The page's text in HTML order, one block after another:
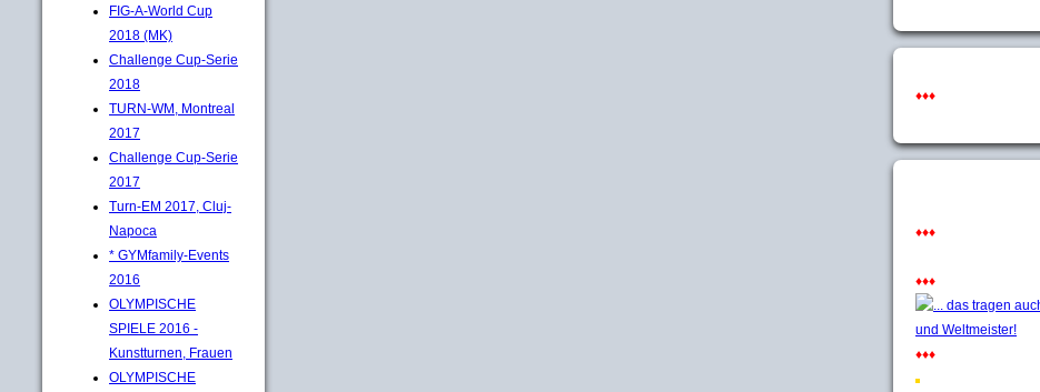
FIG-A-World Cup
2018 (MK)
Challenge Cup-Serie
2018
TURN-WM, Montreal
2017
Challenge Cup-Serie
2017
Turn-EM 2017, Cluj-
Napoca
* GYMfamily-Events
2016
OLYMPISCHE
SPIELE 2016 -
Kunstturnen, Frauen
OLYMPISCHE
♦♦♦
♦♦♦
♦♦♦
♦♦♦